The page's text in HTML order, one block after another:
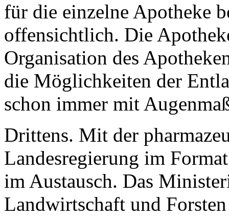
für die einzelne Apotheke
offensichtlich. Die
Organisation des
die Möglichkeiten der
schon immer mit
Drittens. Mit der
Landesregierung im
im Austausch. Das
Landwirtschaft und